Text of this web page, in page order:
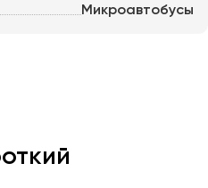
Микроавтобусы